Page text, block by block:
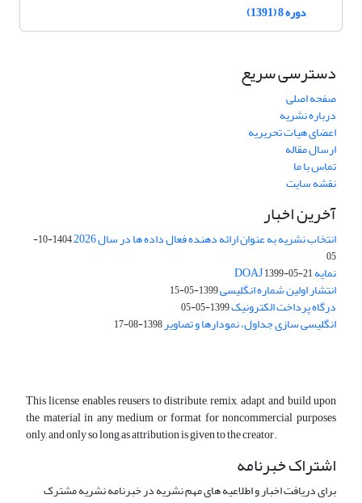
دوره 8 (1391)
دسترسی سریع
صفحه اصلی
درباره نشریه
اعضای هیات تحریریه
ارسال مقاله
تماس با ما
نقشه سایت
آخرین اخبار
انتخاب نشریه به عنوان ارائه دهنده فعال داده ها در سال 2026
1404-10-
05
نمایه DOAJ1399-05-21
انتشار اولین شماره انگلیسی1399-05-15
درگاه پرداخت الکترونیک1399-05-05
انگلیسی سازی جداول، نمودارها و تصاویر1398-08-17
This license enables reusers to distribute, remix, adapt, and build upon
the material in any medium or format for noncommercial purposes
only, and only so long as attribution is given to the creator.
اشتراک خبرنامه
برای دریافت اخبار و اطلاعیه های مهم نشریه در خبرنامه نشریه مشترک